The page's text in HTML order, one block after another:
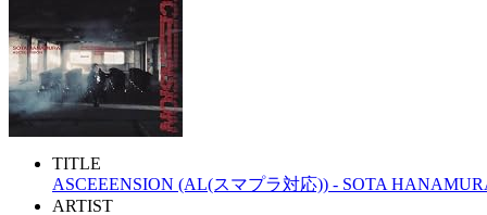
TITLE
ASCEEENSION (AL(スマプラ対応)) - SOTA
ARTIST